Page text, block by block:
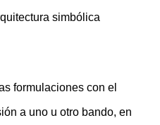
simbólica
formulaciones con el
a uno u otro bando, en